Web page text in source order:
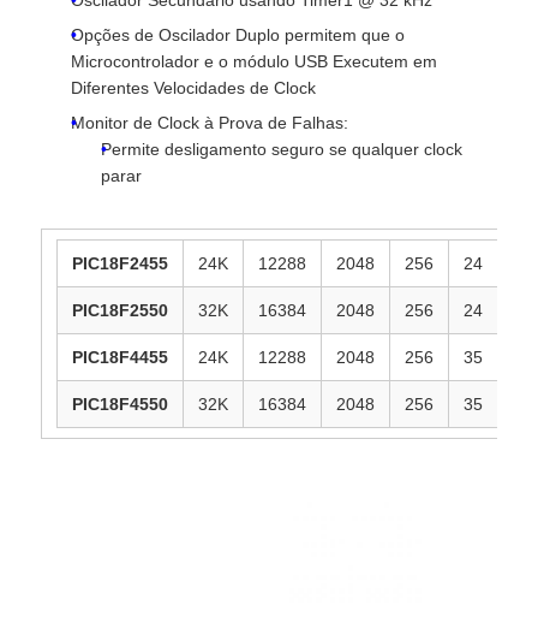
microplaqueta do eeprom
Chip PSRAM
Chip SRAM
NÃO Flash
CI EPROM
Opções de Oscilador Duplo permitem que o
Microcontrolador e o módulo USB Executem em
Diferentes Velocidades de Clock
Monitor de Clock à Prova de Falhas:
Permite desligamento seguro se qualquer clock
parar
PIC18F2455 24K 12288 2048 256 24
PIC18F2550 32K 16384 2048 256 24
PIC18F4455 24K 12288 2048 256 35
PIC18F4550 32K 16384 2048 256 35